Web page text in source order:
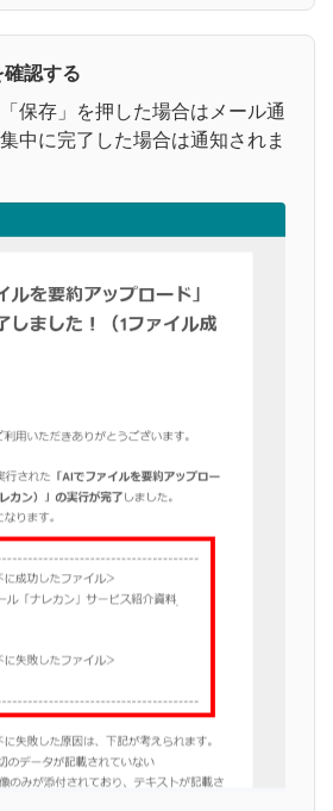
確認する
保存」を押した場合はメール通
中に完了した場合は通知されま